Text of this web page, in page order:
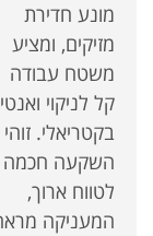
מונע חדירת
מזיקים, ומציע
משטח עבודה
קל לניקוי ואנטי
בקטריאלי. זוהי
השקעה חכמה
לטווח ארוך,
המעניקה